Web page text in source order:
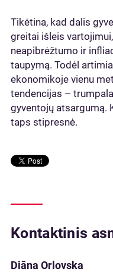
Tikėtina, kad dalis
greitai išleis
neapibrėžtumo ir
taupymą. Todėl
ekonomikoje vienu
tendencijas –
gyventojų atsargumą.
taps stipresnė.
Kontaktinis
Diāna Orlovska